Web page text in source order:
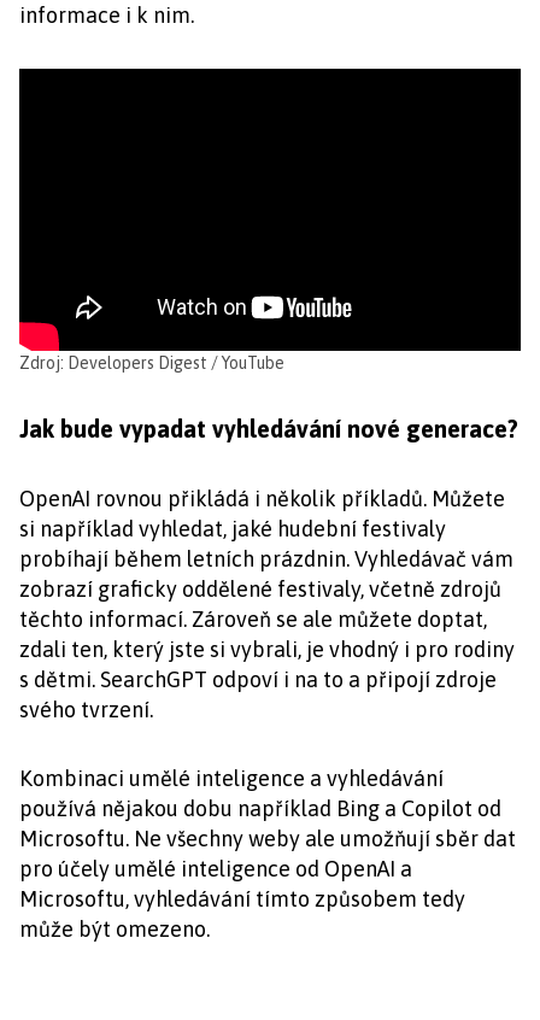
informace i k nim.
Zdroj: Developers Digest / YouTube
Jak bude vypadat vyhledávání nové generace?
OpenAI rovnou přikládá i několik příkladů. Můžete
si například vyhledat, jaké hudební festivaly
probíhají během letních prázdnin. Vyhledávač vám
zobrazí graficky oddělené festivaly, včetně zdrojů
těchto informací. Zároveň se ale můžete doptat,
zdali ten, který jste si vybrali, je vhodný i pro rodiny
s dětmi. SearchGPT odpoví i na to a připojí zdroje
svého tvrzení.
Kombinaci umělé inteligence a vyhledávání
používá nějakou dobu například Bing a Copilot od
Microsoftu. Ne všechny weby ale umožňují sběr dat
pro účely umělé inteligence od OpenAI a
Microsoftu, vyhledávání tímto způsobem tedy
může být omezeno.